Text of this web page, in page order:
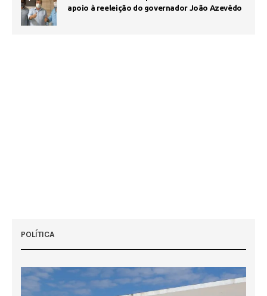
apoio à reeleição do governador João Azevêdo
POLÍTICA